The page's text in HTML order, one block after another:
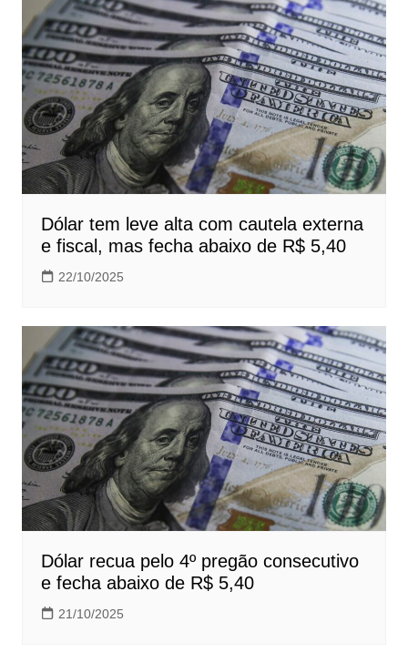
Dólar tem leve alta com cautela externa
e fiscal, mas fecha abaixo de R$ 5,40
22/10/2025
Dólar recua pelo 4º pregão consecutivo
e fecha abaixo de R$ 5,40
21/10/2025